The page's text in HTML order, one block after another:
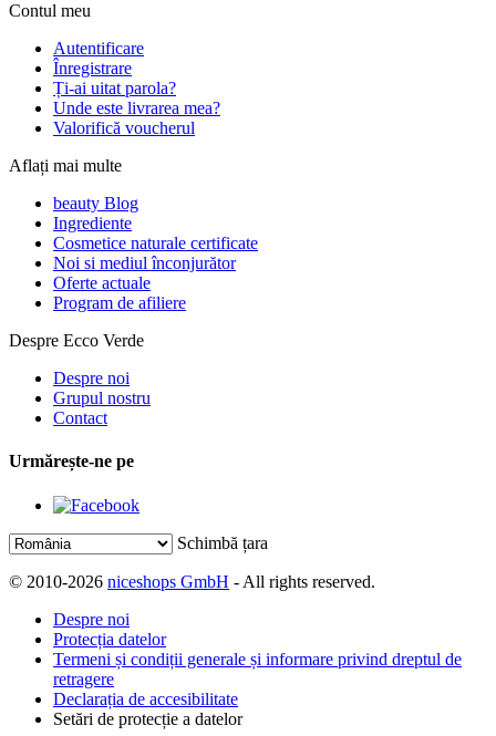
Contul meu
Autentificare
Înregistrare
Ți-ai uitat parola?
Unde este livrarea mea?
Valorifică voucherul
Aflați mai multe
beauty Blog
Ingrediente
Cosmetice naturale certificate
Noi si mediul înconjurător
Oferte actuale
Program de afiliere
Despre Ecco Verde
Despre noi
Grupul nostru
Contact
Urmărește-ne pe
Schimbă țara
© 2010-2026 niceshops GmbH - All rights reserved.
Despre noi
Protecția datelor
Termeni și condiții generale și informare privind dreptul de
retragere
Declarația de accesibilitate
Setări de protecție a datelor